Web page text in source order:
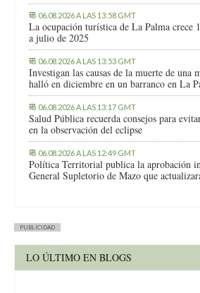
06.08.2026 A LAS 13:58 GMT
La ocupación turística de La Palma crece
a julio de 2025
06.08.2026 A LAS 13:53 GMT
Investigan las causas de la muerte de una
halló en diciembre en un barranco en La
06.08.2026 A LAS 13:17 GMT
Salud Pública recuerda consejos para
en la observación del eclipse
06.08.2026 A LAS 12:49 GMT
Política Territorial publica la aprobación
General Supletorio de Mazo que
PUBLICIDAD
LO ÚLTIMO EN BLOGS